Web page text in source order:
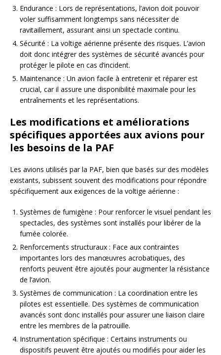
Endurance : Lors de représentations, l’avion doit pouvoir
voler suffisamment longtemps sans nécessiter de
ravitaillement, assurant ainsi un spectacle continu.
Sécurité : La voltige aérienne présente des risques. L’avion
doit donc intégrer des systèmes de sécurité avancés pour
protéger le pilote en cas d’incident.
Maintenance : Un avion facile à entretenir et réparer est
crucial, car il assure une disponibilité maximale pour les
entraînements et les représentations.
Les modifications et améliorations
spécifiques apportées aux avions pour
les besoins de la PAF
Les avions utilisés par la PAF, bien que basés sur des modèles
existants, subissent souvent des modifications pour répondre
spécifiquement aux exigences de la voltige aérienne :
Systèmes de fumigène : Pour renforcer le visuel pendant les
spectacles, des systèmes sont installés pour libérer de la
fumée colorée.
Renforcements structuraux : Face aux contraintes
importantes lors des manœuvres acrobatiques, des
renforts peuvent être ajoutés pour augmenter la résistance
de l’avion.
Systèmes de communication : La coordination entre les
pilotes est essentielle. Des systèmes de communication
avancés sont donc installés pour assurer une liaison claire
entre les membres de la patrouille.
Instrumentation spécifique : Certains instruments ou
dispositifs peuvent être ajoutés ou modifiés pour aider les